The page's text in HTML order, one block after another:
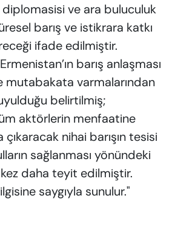
diplomasisi ve ara buluculuk
barış ve istikrara katkı
ifade edilmiştir.
barış anlaşması
mutabakata varmalarından
belirtilmiş;
aktörlerin menfaatine
nihai barışın tesisi
sağlanması yönündeki
daha teyit edilmiştir.
saygıyla sunulur."